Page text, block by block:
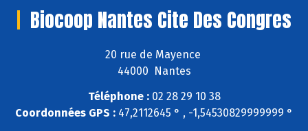
Biocoop Nantes Cite Des Congres
20 rue de Mayence
44000 Nantes
Téléphone :02 28 29 10 38
Coordonnées GPS : 47,2112645 ° , -1,54530829999999 °